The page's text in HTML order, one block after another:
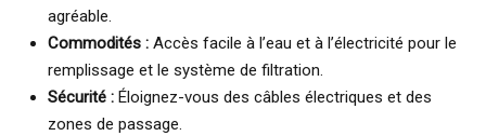
agréable.
Commodités : Accès facile à l’eau et à l’électricité pour le
remplissage et le système de filtration.
Sécurité : Éloignez-vous des câbles électriques et des
zones de passage.